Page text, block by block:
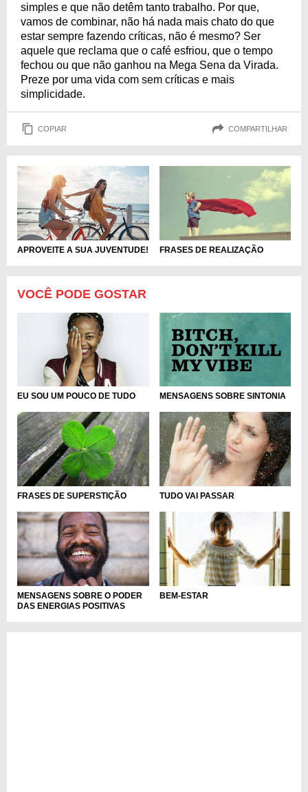
simples e que não detêm tanto trabalho. Por que,
vamos de combinar, não há nada mais chato do que
estar sempre fazendo críticas, não é mesmo? Ser
aquele que reclama que o café esfriou, que o tempo
fechou ou que não ganhou na Mega Sena da Virada.
Preze por uma vida com sem críticas e mais
simplicidade.
COPIAR COMPARTILHAR
APROVEITE A SUA JUVENTUDE! FRASES DE REALIZAÇÃO
VOCÊ PODE GOSTAR
EU SOU UM POUCO DE TUDO MENSAGENS SOBRE SINTONIA
FRASES DE SUPERSTIÇÃO TUDO VAI PASSAR
MENSAGENS SOBRE O PODER
DAS ENERGIAS POSITIVAS
BEM-ESTAR